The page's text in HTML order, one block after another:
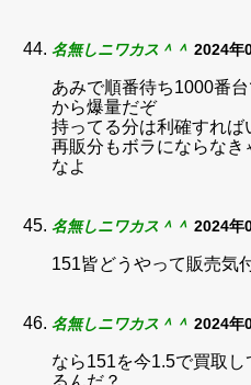
名無しニワカス＾＾ 2024年
あみで順番待ち1000番
から爆量だぞ
持ってる分は利確すれば
再販分もボラにならなき
なよ
名無しニワカス＾＾ 2024年
151皆どうやって販売気
名無しニワカス＾＾ 2024年
なら151を今1.5で買取
るんだ？